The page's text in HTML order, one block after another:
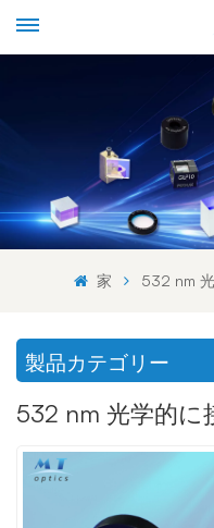
家 532 nm
製品カテゴリー
532 nm 光学的に